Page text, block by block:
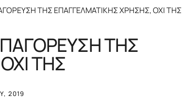
ΤΗΣ ΕΠΑΓΓΕΛΜΑΤΙΚΗΣ ΧΡΗΣΗΣ, ΟΧΙ ΤΗΣ
ΤΗΣ
ΤΗΣ
2019